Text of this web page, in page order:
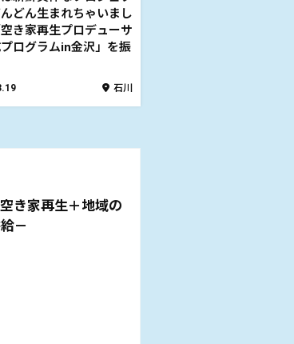
んどん生まれちゃいまし
き家再生プロデューサ
ログラムin金沢」を振
石川
き家再生＋地域の
－